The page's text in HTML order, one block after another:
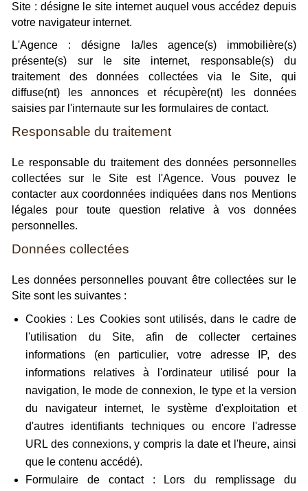
Site : désigne le site internet auquel vous accédez depuis
votre navigateur internet.
L'Agence : désigne la/les agence(s) immobilière(s)
présente(s) sur le site internet, responsable(s) du
traitement des données collectées via le Site, qui
diffuse(nt) les annonces et récupère(nt) les données
saisies par l'internaute sur les formulaires de contact.
Responsable du traitement
Le responsable du traitement des données personnelles
collectées sur le Site est l'Agence. Vous pouvez le
contacter aux coordonnées indiquées dans nos Mentions
légales pour toute question relative à vos données
personnelles.
Données collectées
Les données personnelles pouvant être collectées sur le
Site sont les suivantes :
Cookies : Les Cookies sont utilisés, dans le cadre de
l'utilisation du Site, afin de collecter certaines
informations (en particulier, votre adresse IP, des
informations relatives à l'ordinateur utilisé pour la
navigation, le mode de connexion, le type et la version
du navigateur internet, le système d'exploitation et
d'autres identifiants techniques ou encore l'adresse
URL des connexions, y compris la date et l'heure, ainsi
que le contenu accédé).
Formulaire de contact : Lors du remplissage du